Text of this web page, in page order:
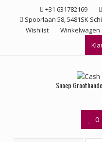
+31 631782169
Spoorlaan 58, 5481SK
Wishlist
Winkelwagen
Snoep
0